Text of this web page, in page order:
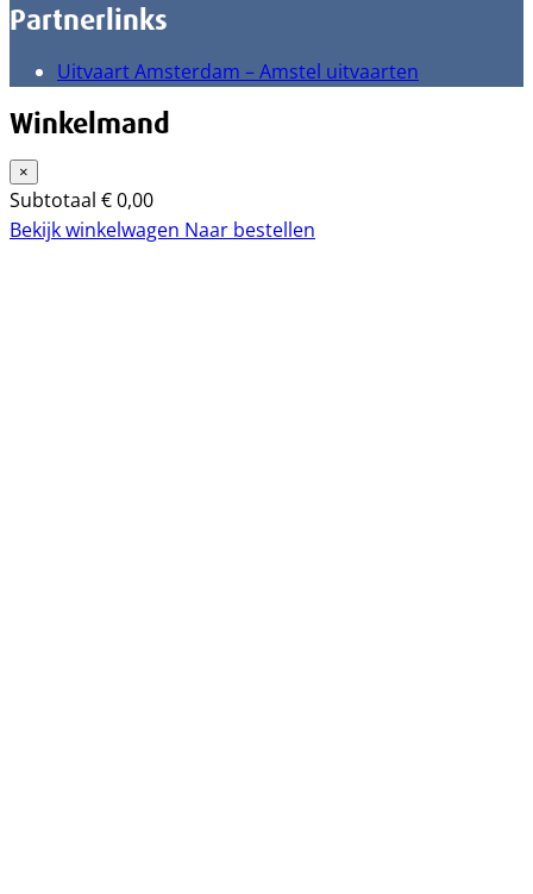
Partnerlinks
Uitvaart Amsterdam – Amstel uitvaarten
Winkelmand
×
Subtotaal €0,00
Bekijk winkelwagen Naar bestellen